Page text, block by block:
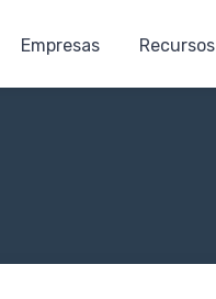
Empresas Recursos